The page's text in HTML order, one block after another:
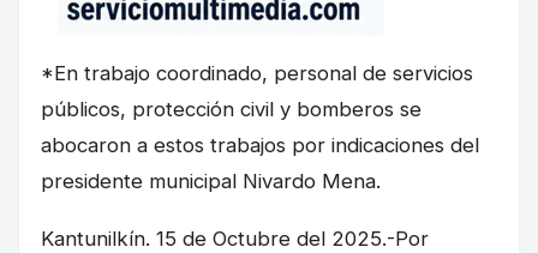
*En trabajo coordinado, personal de servicios
públicos, protección civil y bomberos se
abocaron a estos trabajos por indicaciones del
presidente municipal Nivardo Mena.
Kantunilkín. 15 de Octubre del 2025.-Por